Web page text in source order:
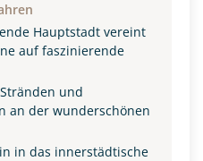
Hauptstadt vereint
auf faszinierende
und
an der wunderschönen
in das innerstädtische
Option 2